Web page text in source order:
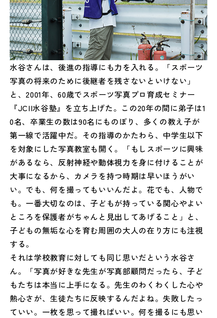
水谷さんは、後進の指導にも力を入れる。「スポーツ
写真の将来のために後継者を残さないといけない」
と、2001年、60歳でスポーツ写真プロ育成セミナー
『JCII水谷塾』を立ち上げた。この20年の間に弟子は1
0名、卒業生の数は90名にものぼり、多くの教え子が
第一線で活躍中だ。その指導のかたわら、中学生以下
を対象にした写真教室も開く。「もしスポーツに興味
があるなら、反射神経や動体視力を身に付けることが
大事になるから、カメラを持つ時期は早いほうがい
い。でも、何を撮ってもいいんだよ。花でも、人物で
も。一番大切なのは、子どもが持っている関心やよい
ところを保護者がちゃんと見出してあげること」と、
子どもの無垢な心を育む周囲の大人の在り方にも注視
する。
それは学校教育に対しても同じ思いだという水谷さ
ん。「写真が好きな先生が写真部顧問だったら、子ど
もたちは本当に上手になる。先生のわくわくした心や
熱心さが、生徒たちに反映するんだよね。失敗したっ
ていい。一枚を思って撮ればいい。何を撮るにも思い